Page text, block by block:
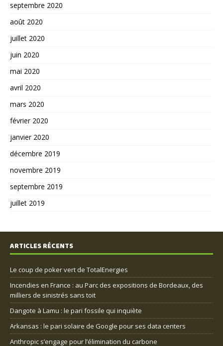
septembre 2020
août 2020
juillet 2020
juin 2020
mai 2020
avril 2020
mars 2020
février 2020
janvier 2020
décembre 2019
novembre 2019
septembre 2019
juillet 2019
ARTICLES RÉCENTS
Le coup de poker vert de TotalEnergies
Incendies en France : au Parc des expositions de Bordeaux, des
milliers de sinistrés sans toit
Dangote à Lamu : le pari fossile qui inquiète
Arkansas : le pari solaire de Google pour ses data centers
Anthropic s’engage pour l’élimination du carbone